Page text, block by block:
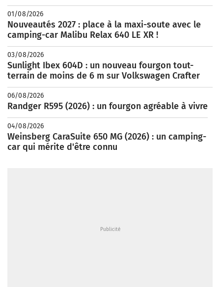
01/08/2026
Nouveautés 2027 : place à la maxi-soute avec le
camping-car Malibu Relax 640 LE XR !
03/08/2026
Sunlight Ibex 604D : un nouveau fourgon tout-
terrain de moins de 6 m sur Volkswagen Crafter
06/08/2026
Randger R595 (2026) : un fourgon agréable à vivre
04/08/2026
Weinsberg CaraSuite 650 MG (2026) : un camping-
car qui mérite d'être connu